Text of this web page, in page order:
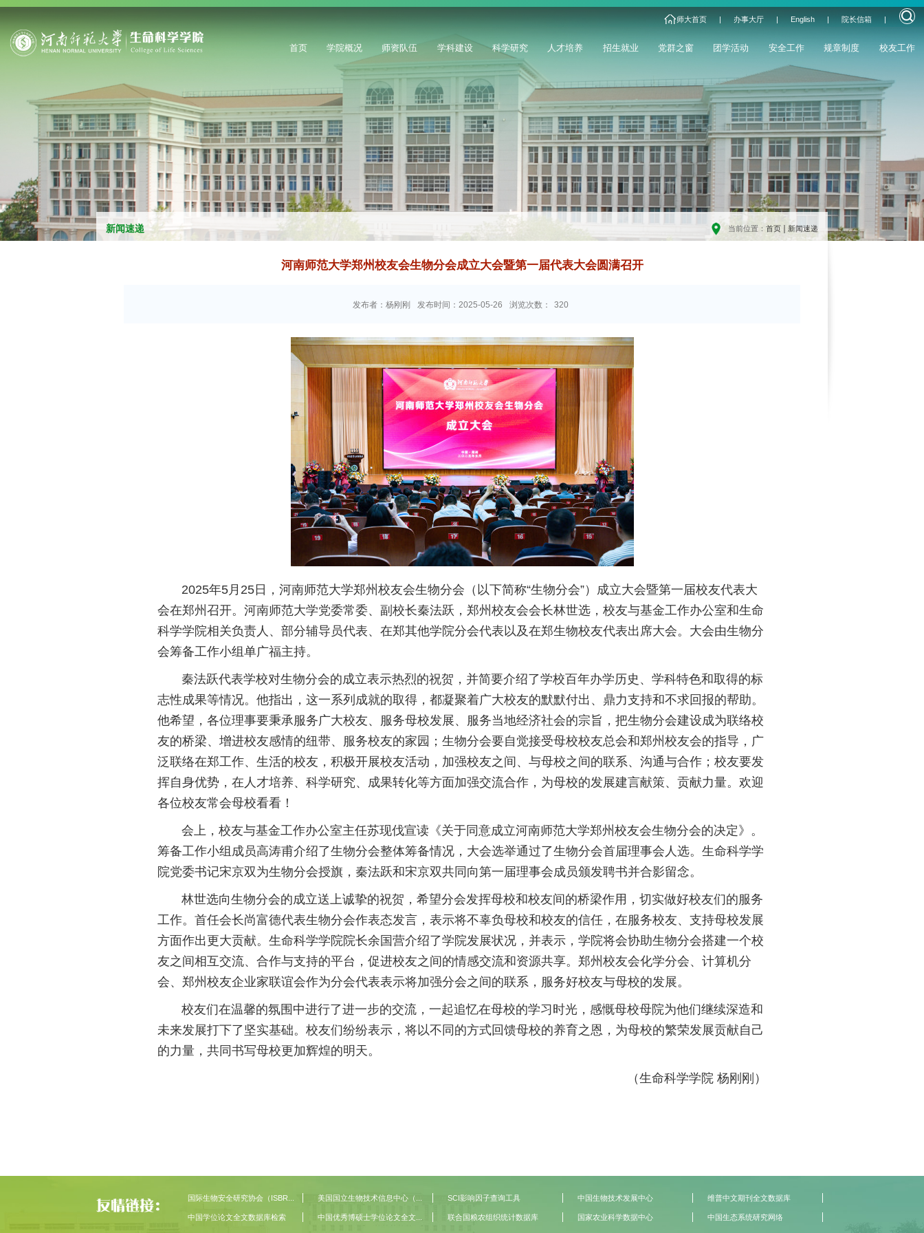
师大首页 | 办事大厅 | English | 院长信箱 |
首页 学院概况 师资队伍 学科建设 科学研究 人才培养 招生就业 党群之窗 团学活动 安全工作 规章制度 校友工作
新闻速递 当前位置： 首页 新闻速递
河南师范大学郑州校友会生物分会成立大会暨第一届代表大会圆满召开
发布者：杨刚刚 发布时间：2025-05-26 浏览次数： 320
2025年5月25日，河南师范大学郑州校友会生物分会（以下简称“生物分会”）成立大会暨第一届校友代表大
会在郑州召开。河南师范大学党委常委、副校长秦法跃，郑州校友会会长林世选，校友与基金工作办公室和生命
科学学院相关负责人、部分辅导员代表、在郑其他学院分会代表以及在郑生物校友代表出席大会。大会由生物分
会筹备工作小组单广福主持。
秦法跃代表学校对生物分会的成立表示热烈的祝贺，并简要介绍了学校百年办学历史、学科特色和取得的标
志性成果等情况。他指出，这一系列成就的取得，都凝聚着广大校友的默默付出、鼎力支持和不求回报的帮助。
他希望，各位理事要秉承服务广大校友、服务母校发展、服务当地经济社会的宗旨，把生物分会建设成为联络校
友的桥梁、增进校友感情的纽带、服务校友的家园；生物分会要自觉接受母校校友总会和郑州校友会的指导，广
泛联络在郑工作、生活的校友，积极开展校友活动，加强校友之间、与母校之间的联系、沟通与合作；校友要发
挥自身优势，在人才培养、科学研究、成果转化等方面加强交流合作，为母校的发展建言献策、贡献力量。欢迎
各位校友常会母校看看！
会上，校友与基金工作办公室主任苏现伐宣读《关于同意成立河南师范大学郑州校友会生物分会的决定》。
筹备工作小组成员高涛甫介绍了生物分会整体筹备情况，大会选举通过了生物分会首届理事会人选。生命科学学
院党委书记宋京双为生物分会授旗，秦法跃和宋京双共同向第一届理事会成员颁发聘书并合影留念。
林世选向生物分会的成立送上诚挚的祝贺，希望分会发挥母校和校友间的桥梁作用，切实做好校友们的服务
工作。首任会长尚富德代表生物分会作表态发言，表示将不辜负母校和校友的信任，在服务校友、支持母校发展
方面作出更大贡献。生命科学学院院长余国营介绍了学院发展状况，并表示，学院将会协助生物分会搭建一个校
友之间相互交流、合作与支持的平台，促进校友之间的情感交流和资源共享。郑州校友会化学分会、计算机分
会、郑州校友企业家联谊会作为分会代表表示将加强分会之间的联系，服务好校友与母校的发展。
校友们在温馨的氛围中进行了进一步的交流，一起追忆在母校的学习时光，感慨母校母院为他们继续深造和
未来发展打下了坚实基础。校友们纷纷表示，将以不同的方式回馈母校的养育之恩，为母校的繁荣发展贡献自己
的力量，共同书写母校更加辉煌的明天。
（生命科学学院 杨刚刚）
国际生物安全研究协会（ISBR... 美国国立生物技术信息中心（... SCI影响因子查询工具 中国生物技术发展中心 维普中文期刊全文数据库
中国学位论文全文数据库检索 中国优秀博硕士学位论文全文... 联合国粮农组织统计数据库 国家农业科学数据中心 中国生态系统研究网络